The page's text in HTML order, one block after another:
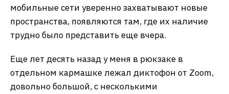
мобильные сети уверенно захватывают новые
пространства, появляются там, где их наличие
трудно было представить еще вчера.
Еще лет десять назад у меня в рюкзаке в
отдельном кармашке лежал диктофон от Zoom,
довольно большой, с несколькими